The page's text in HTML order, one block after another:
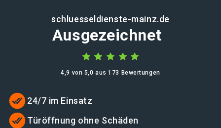
schluesseldienste-mainz.de
Ausgezeichnet
4,9 von 5,0 aus 173 Bewertungen
24/7 im Einsatz
Türöffnung ohne Schäden